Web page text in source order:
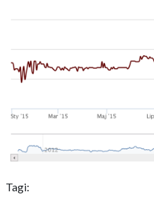
Tagi: